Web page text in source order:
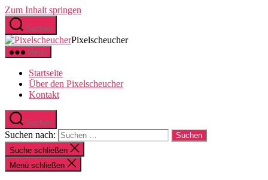
Zum Inhalt springen
Suchen
Pixelscheucher
Menü
Startseite
Über den Pixelscheucher
Kontakt
Suchen
Suchen nach:
Suche schließen
Menü schließen